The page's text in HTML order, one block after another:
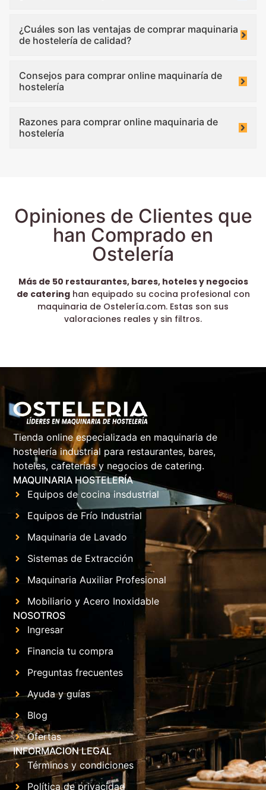
¿Cuáles son las ventajas de comprar maquinaria
de hostelería de calidad?
Consejos para comprar online maquinaría de
hostelería
Razones para comprar online maquinaria de
hostelería
Opiniones de Clientes que
han Comprado en
Ostelería
Más de 50 restaurantes, bares, hoteles y negocios
de cateringhan equipado su cocina profesional con
maquinaria de Ostelería.com. Estas son sus
valoraciones reales y sin filtros.
Tienda online especializada en maquinaria de
hostelería industrial para restaurantes, bares,
hoteles, cafeterías y negocios de catering.
MAQUINARIA HOSTELERÍA
Equipos de cocina insdustrial
Equipos de Frío Industrial
Maquinaria de Lavado
Sistemas de Extracción
Maquinaria Auxiliar Profesional
Mobiliario y Acero Inoxidable
NOSOTROS
Ingresar
Financia tu compra
Preguntas frecuentes
Ayuda y guías
Blog
Ofertas
INFORMACION LEGAL
Términos y condiciones
Política de privacidad